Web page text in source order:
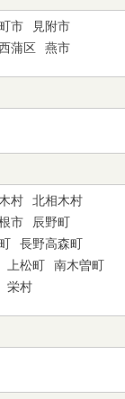
市
見附市
蒲区 燕市
村
北相木村
市
辰野町
長野高森町
上松町
南木曽町
栄村